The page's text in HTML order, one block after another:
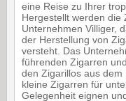
eine Reise zu Ihrer
Hergestellt werden die
Unternehmen Villiger,
der Herstellung von
versteht. Das
führenden Zigarren
den Zigarillos aus dem
kleine Zigarren für
Gelegenheit eignen